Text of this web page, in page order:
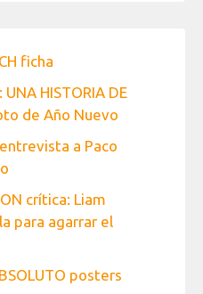
ficha
UNA HISTORIA DE
de Año Nuevo
a Paco
crítica: Liam
para agarrar el
posters